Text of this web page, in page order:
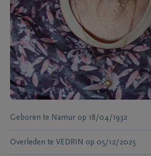
Geboren te Namur op 18/04/1932
Overleden te VEDRIN op 05/12/2025